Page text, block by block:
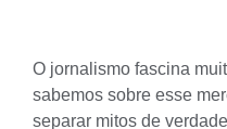
O jornalismo fascina
sabemos sobre esse
separar mitos de